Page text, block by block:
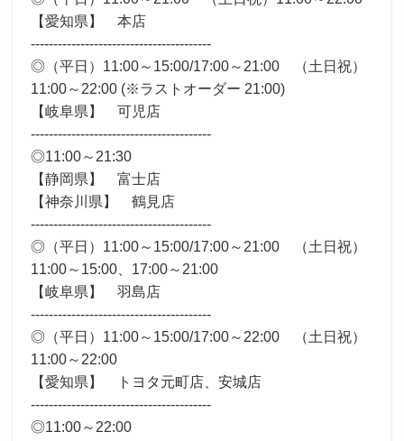
【愛知県】 本店
----------------------------------------
◎（平日）11:00～15:00/17:00～21:00 （土日祝）
11:00～22:00 (※ラストオーダー 21:00)
【岐阜県】 可児店
----------------------------------------
◎11:00～21:30
【静岡県】 富士店
【神奈川県】 鶴見店
----------------------------------------
◎（平日）11:00～15:00/17:00～21:00 （土日祝）
11:00～15:00、17:00～21:00
【岐阜県】 羽島店
----------------------------------------
◎（平日）11:00～15:00/17:00～22:00 （土日祝）
11:00～22:00
【愛知県】 トヨタ元町店、安城店
----------------------------------------
◎11:00～22:00